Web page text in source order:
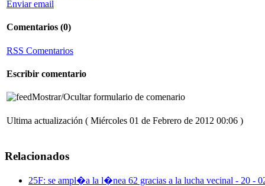
Enviar email
Comentarios (0)
RSS Comentarios
Escribir comentario
Mostrar/Ocultar formulario de comenario
Ultima actualización ( Miércoles 01 de Febrero de 2012 00:06 )
Relacionados
25F: se ampl�a la l�nea 62 gracias a la lucha vecinal - 20 -